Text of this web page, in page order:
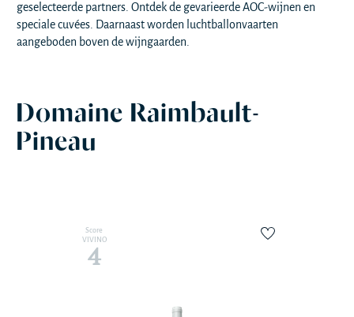
geselecteerde partners. Ontdek de gevarieerde AOC-wijnen en
speciale cuvées. Daarnaast worden luchtballonvaarten
aangeboden boven de wijngaarden.
Domaine Raimbault-
Pineau
Score
VIVINO
4